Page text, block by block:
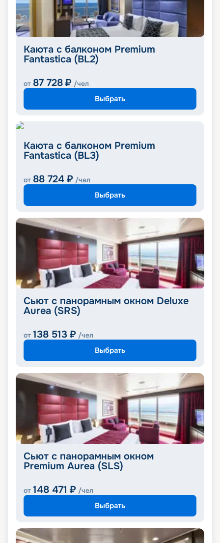
Каюта с балконом Premium
Fantastica (BL2)
от 87 728 ₽ /чел
Выбрать
Каюта с балконом Premium
Fantastica (BL3)
от 88 724 ₽ /чел
Выбрать
Сьют с панорамным окном Deluxe
Aurea (SRS)
от 138 513 ₽ /чел
Выбрать
Сьют с панорамным окном
Premium Aurea (SLS)
от 148 471 ₽ /чел
Выбрать